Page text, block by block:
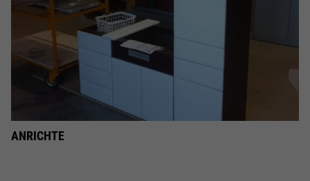
ANRICHTE